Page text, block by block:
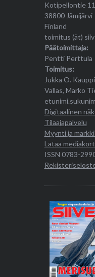
Kotipellontie 11
38800 Jämijärvi
Finland
toimitus (ät)
Päätoimittaja:
Pentti Perttula
Toimitus:
Jukka O.
Vallas, Marko
Digitaalinen
Tilaajapalvelu
Myynti ja
Lataa
ISSN 0783-